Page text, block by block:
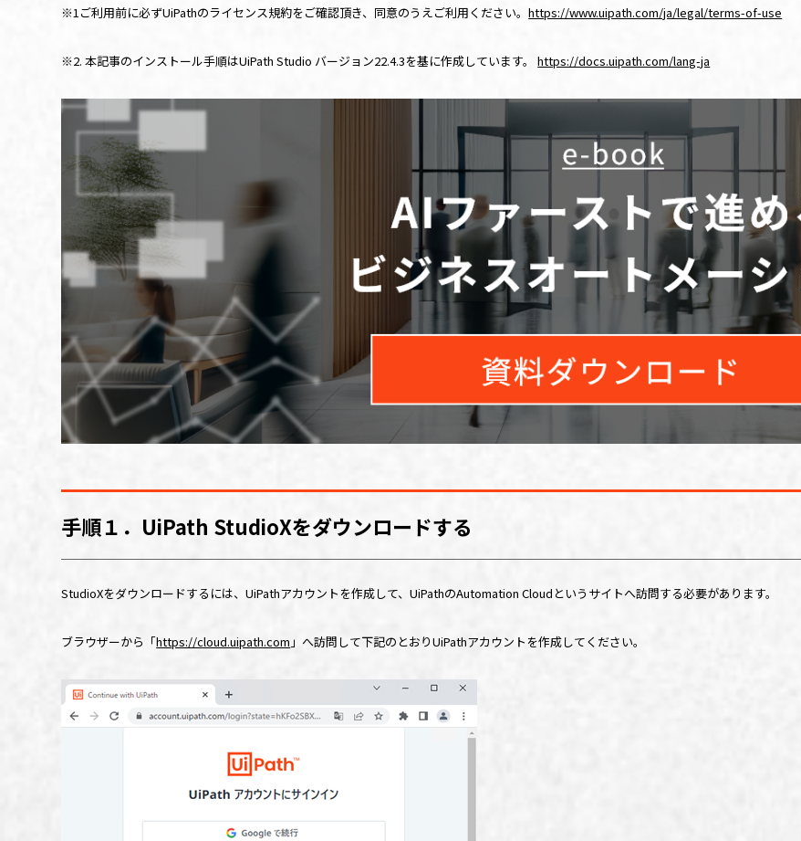
※1 ご利用前に必ずUiPathのライセンス規約をご確認頂き、同意のうえご利用ください。https://www.uipath.com/ja/legal/terms-of-use
※2.本記事のインストール手順はUiPath Studio バージョン22.4.3を基に作成しています。https://docs.uipath.com/lang-ja
手順１． UiPath StudioXをダウンロードする
StudioXをダウンロードするには、UiPathアカウントを作成して、UiPathのAutomation Cloud というサイトへ訪問する必要があります。
ブラウザーから「https://cloud.uipath.com 」へ訪問して下記のとおりUiPathアカウントを作成してください。